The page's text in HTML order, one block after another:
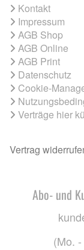
Kontakt
Impressum
AGB Shop
AGB Online
AGB Print
Datenschutz
Cookie-
Verträge hier
Vertrag
Abo- und
(Mo.